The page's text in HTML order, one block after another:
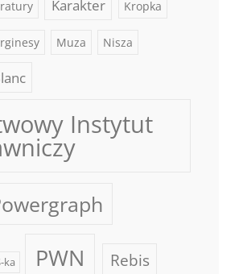
Karakter Kropka
Muza Nisza
Instytut
ka PWN Rebis